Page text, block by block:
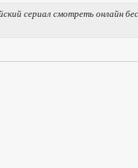
сериал смотреть онлайн